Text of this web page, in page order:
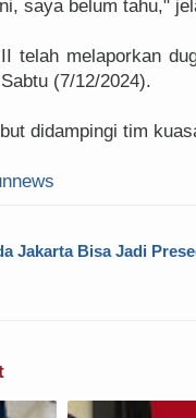
saya belum tahu,"
telah melaporkan
(7/12/2024).
didampingi tim
Jakarta Bisa Jadi